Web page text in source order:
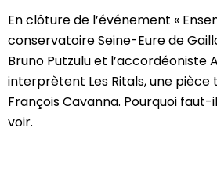
En clôture de l’événement «
conservatoire Seine-Eure de
Bruno Putzulu et l’accordéoniste
interprètent Les Ritals, une pièce
François Cavanna. Pourquoi
voir.